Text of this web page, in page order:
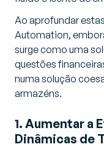
Ao aprofundar
Automation,
surge como uma
questões
numa solução
armazéns.
1. Aumentar a
Dinâmicas de